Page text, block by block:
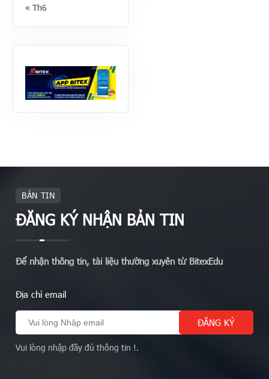
« Th6
BẢN TIN
ĐĂNG KÝ NHẬN BẢN TIN
Để nhận thông tin, tài liệu thường xuyên từ BitexEdu
Địa chỉ email
Vui lòng nhập đầy đủ thông tin !.